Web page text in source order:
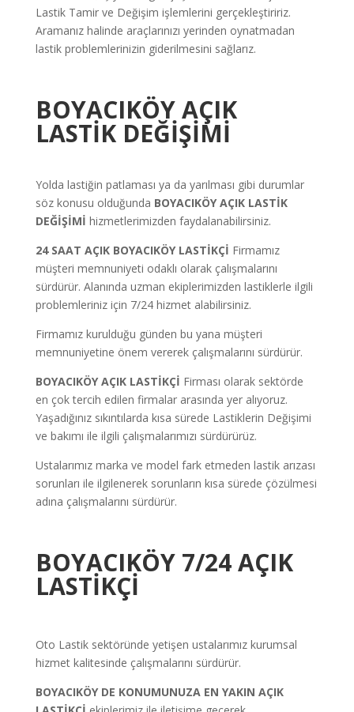
Lastik Tamir ve Değişim işlemlerini gerçekleştiririz.
Aramanız halinde araçlarınızı yerinden oynatmadan
lastik problemlerinizin giderilmesini sağlarız.
BOYACIKÖY AÇIK
LASTİK DEĞİŞİMİ
Yolda lastiğin patlaması ya da yarılması gibi durumlar
söz konusu olduğunda BOYACIKÖYAÇIK LASTİK
DEĞİŞİMİ hizmetlerimizden faydalanabilirsiniz.
24 SAAT AÇIK BOYACIKÖY LASTİKÇİ Firmamız
müşteri memnuniyeti odaklı olarak çalışmalarını
sürdürür. Alanında uzman ekiplerimizden lastiklerle ilgili
problemleriniz için 7/24 hizmet alabilirsiniz.
Firmamız kurulduğu günden bu yana müşteri
memnuniyetine önem vererek çalışmalarını sürdürür.
BOYACIKÖYAÇIK LASTİKÇİ Firması olarak sektörde
en çok tercih edilen firmalar arasında yer alıyoruz.
Yaşadığınız sıkıntılarda kısa sürede Lastiklerin Değişimi
ve bakımı ile ilgili çalışmalarımızı sürdürürüz.
Ustalarımız marka ve model fark etmeden lastik arızası
sorunları ile ilgilenerek sorunların kısa sürede çözülmesi
adına çalışmalarını sürdürür.
BOYACIKÖY 7/24 AÇIK
LASTİKÇİ
Oto Lastik sektöründe yetişen ustalarımız kurumsal
hizmet kalitesinde çalışmalarını sürdürür.
BOYACIKÖY DE KONUMUNUZA EN YAKIN AÇIK